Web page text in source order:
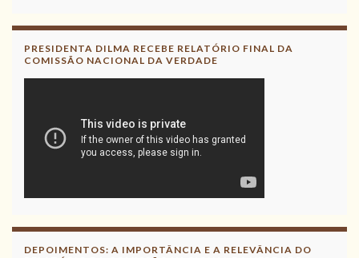
PRESIDENTA DILMA RECEBE RELATÓRIO FINAL DA
COMISSÃO NACIONAL DA VERDADE
DEPOIMENTOS: A IMPORTÂNCIA E A RELEVÂNCIA DO